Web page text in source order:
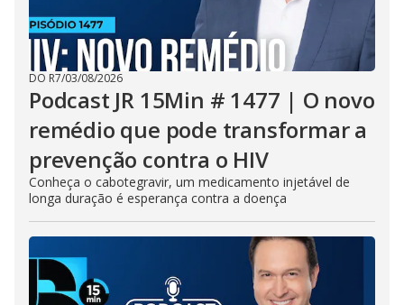
DO R7/03/08/2026
Podcast JR 15Min # 1477 | O novo
remédio que pode transformar a
prevenção contra o HIV
Conheça o cabotegravir, um medicamento injetável de
longa duração é esperança contra a doença